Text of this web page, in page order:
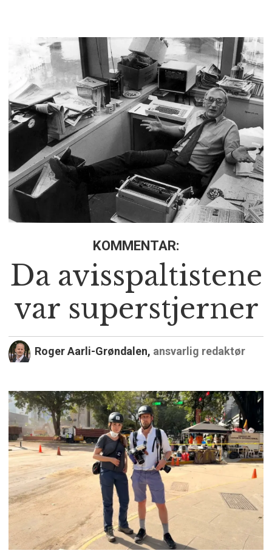
KOMMENTAR:
Da avisspaltistene
var superstjerner
Roger Aarli-Grøndalen, ansvarlig redaktør